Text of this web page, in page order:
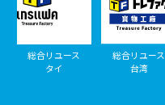
総合リユース
タイ
総合リユース
台湾